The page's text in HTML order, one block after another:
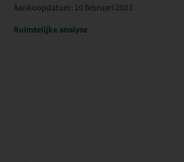
Aankoopdatum: 10 februari 2023
Ruimtelijke analyse